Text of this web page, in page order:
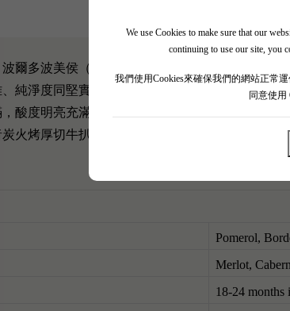
We use Cookies to make sure that our
continuing to use our site, you
我們使用Cookies來確保我們的網站正常
同意使用
爾多波美侯（Pomerol）頂級名莊 Château
純淨度同堅實嘅右岸骨架。 香氣非常聚焦，充
酸度明亮充滿張力，經過十幾年陳化，當年硬
火烤厚切牛扒，肉香將酒香完美昇華！
Pomerol,
Merlot,
18-24 months